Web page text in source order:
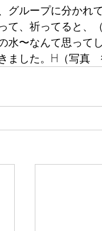
グループに分かれ
て、祈ってると、
水〜なんて思って
ました。H（写真　